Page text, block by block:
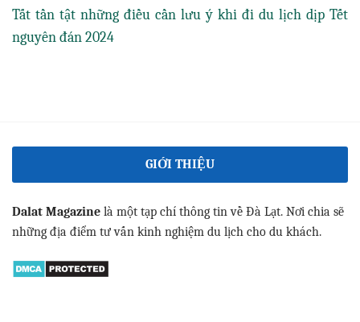
Tất tần tật những điều cần lưu ý khi đi du lịch dịp Tết
nguyên đán 2024
GIỚI THIỆU
Dalat Magazine là một tạp chí thông tin về Đà Lạt. Nơi chia sẽ
những địa điểm tư vấn kinh nghiệm du lịch cho du khách.